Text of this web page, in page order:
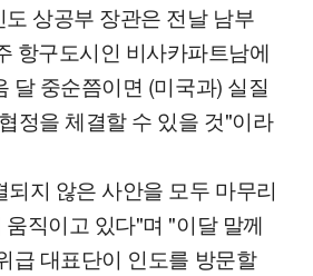
상공부 장관은 전날 남부
항구도시인 비사카파트남에
달 중순쯤이면 (미국과) 실질
정을 체결할 수 있을 것"이라
지 않은 사안을 모두 마무리
직이고 있다"며 "이달 말께
급 대표단이 인도를 방문할